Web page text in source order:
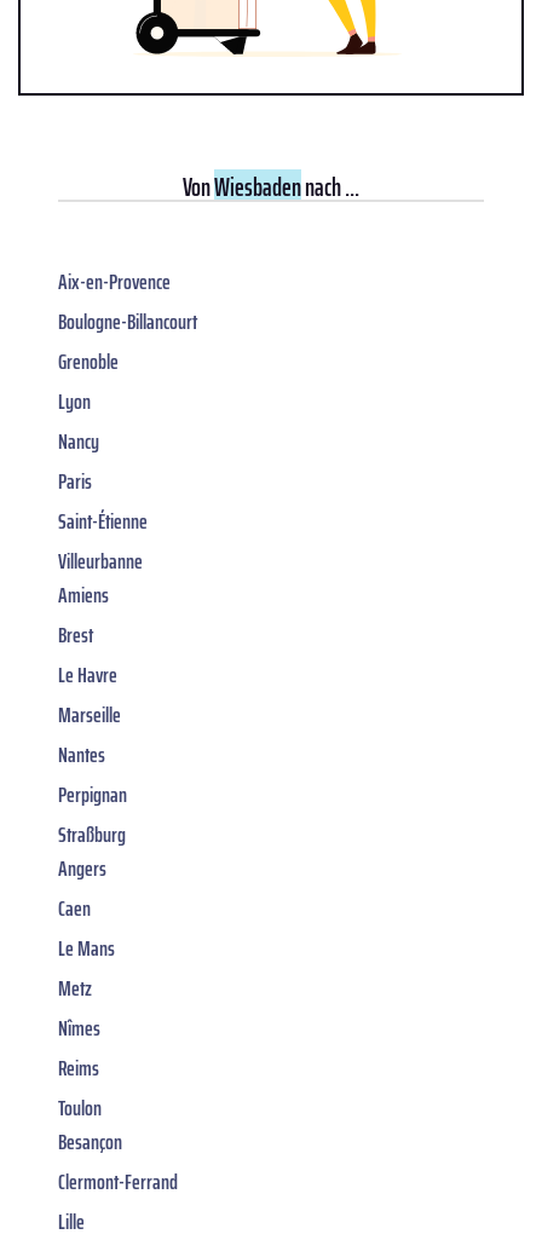
VonWiesbadennach ...
Aix-en-Provence
Boulogne-Billancourt
Grenoble
Lyon
Nancy
Paris
Saint-Étienne
Villeurbanne
Amiens
Brest
Le Havre
Marseille
Nantes
Perpignan
Straßburg
Angers
Caen
Le Mans
Metz
Nîmes
Reims
Toulon
Besançon
Clermont-Ferrand
Lille